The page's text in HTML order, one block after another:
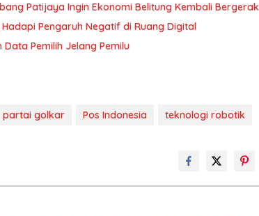
Patijaya Ingin Ekonomi Belitung Kembali Bergerak
Pengaruh Negatif di Ruang Digital
Pemilih Jelang Pemilu
partai golkar Pos Indonesia teknologi robotik